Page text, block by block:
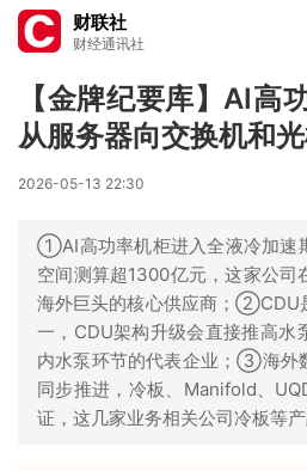
财联社
财经通讯社
【金牌纪要库】AI高
从服务器向交换机和
2026-05-13 22:30
①AI高功率机柜进入全液冷加速
空间测算超1300亿元，这家公司
海外巨头的核心供应商；②CDU
一，CDU架构升级会直接推高水
内水泵环节的代表企业；③海外
同步推进，冷板、Manifold、
证，这几家业务相关公司冷板等产